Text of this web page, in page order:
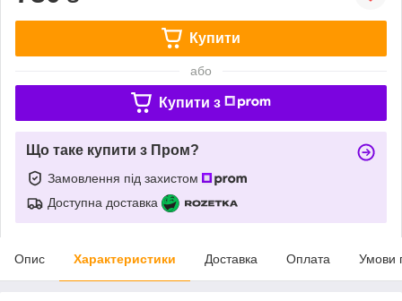
Купити
або
Купити з
Що таке купити з Пром?
Замовлення під захистом
Доступна доставка
Опис Характеристики Доставка Оплата Умови